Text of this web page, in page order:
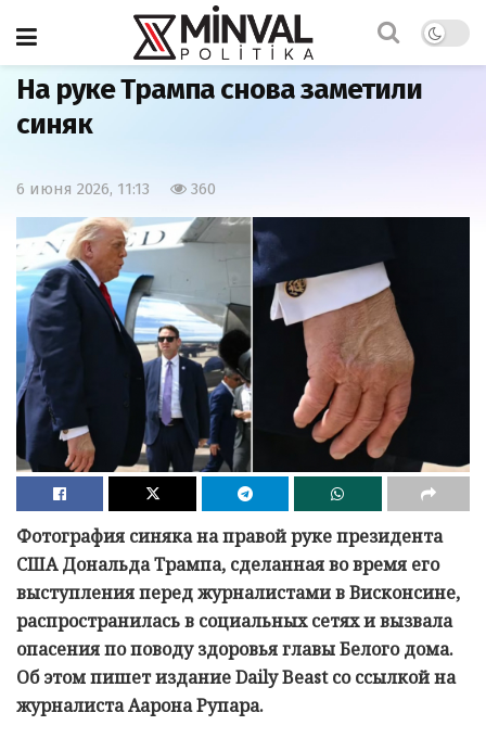
Главная
На руке Трампа снова заметили
синяк
6 июня 2026, 11:13 360
Фотография синяка на правой руке президента
США Дональда Трампа, сделанная во время его
выступления перед журналистами в Висконсине,
распространилась в социальных сетях и вызвала
опасения по поводу здоровья главы Белого дома.
Об этом пишет издание Daily Beast со ссылкой на
журналиста Аарона Рупара.